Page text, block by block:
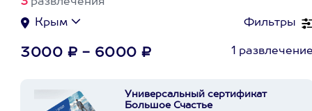
Фильтры
Крым
3000 ₽ - 6000 ₽ 1
Универсальный сертификат
Большое Счастье